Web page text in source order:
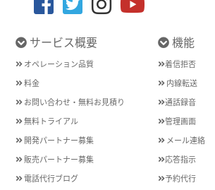
サービス概要
オペレーション品質
料金
お問い合わせ・無料お見積り
無料トライアル
開発パートナー募集
販売パートナー募集
電話代行ブログ
機能
着信拒否
内線転送
通話録音
管理画面
メール連絡
応答指示
予約代行